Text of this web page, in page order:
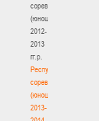
соревнования
(юноши)
2012-
2013
гг.р.
Республиканские
соревнования
(юноши)
2013-